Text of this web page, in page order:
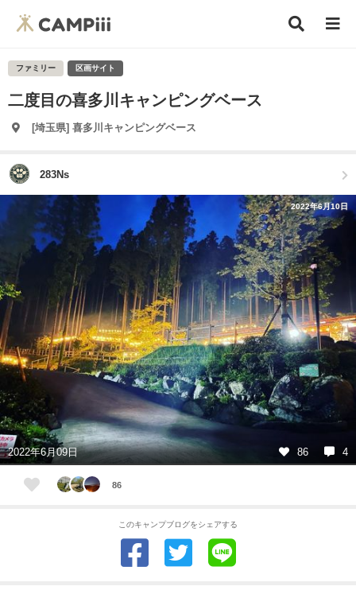
ファミリー 区画サイト
二度目の喜多川キャンピングベース
[埼玉県] 喜多川キャンピングベース
283Ns
2022年6月10日
2022年6月09日 86 4
86
このキャンプブログをシェアする